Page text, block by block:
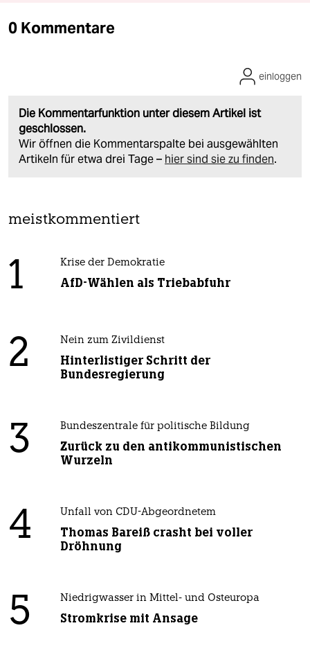
0 Kommentare
Die Kommentarfunktion unter diesem Artikel ist
geschlossen.
Wir öffnen die Kommentarspalte bei ausgewählten
Artikeln für etwa drei Tage – hier sind sie zu finden.
einloggen
meistkommentiert
1 Krise der Demokratie
AfD-Wählen als Triebabfuhr
2 Nein zum Zivildienst
Hinterlistiger Schritt der
Bundesregierung
3 Bundeszentrale für politische Bildung
Zurück zu den antikommunistischen
Wurzeln
4 Unfall von CDU-Abgeordnetem
Thomas Bareiß crasht bei voller
Dröhnung
5 Niedrigwasser in Mittel- und Osteuropa
Stromkrise mit Ansage